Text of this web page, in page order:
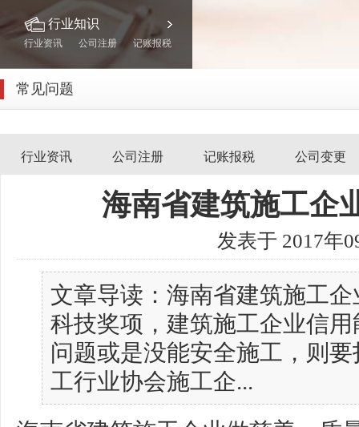
行业知识
行业资讯 公司注册 记账报税
关于我们
常见问题
行业资讯 公司注册 记账报税 公司变更
海南省建筑施工企
发表于 2017年
文章导读：海南省建筑施工
科技奖项，建筑施工企业信
问题或是没能安全施工，则
工行业协会施工企...